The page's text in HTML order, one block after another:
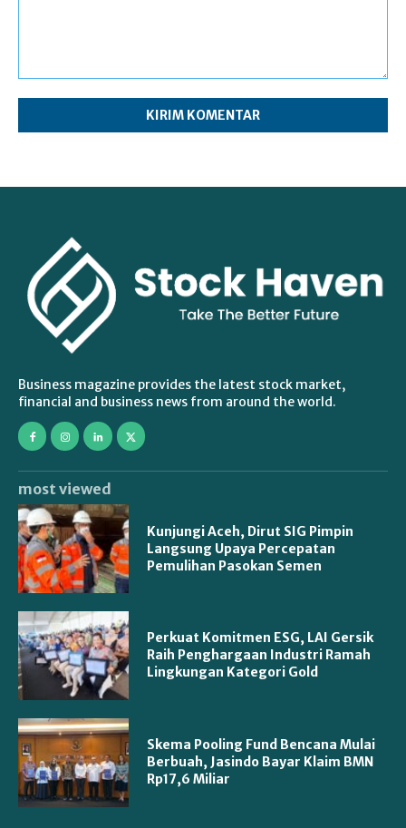
Business magazine provides the latest stock market,
financial and business news from around the world.
most viewed
Kunjungi Aceh, Dirut SIG Pimpin
Langsung Upaya Percepatan
Pemulihan Pasokan Semen
Perkuat Komitmen ESG, LAI Gersik
Raih Penghargaan Industri Ramah
Lingkungan Kategori Gold
Skema Pooling Fund Bencana Mulai
Berbuah, Jasindo Bayar Klaim BMN
Rp17,6 Miliar